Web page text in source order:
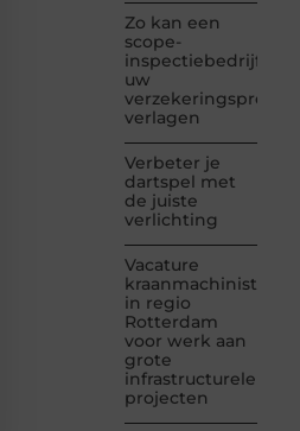
Zo kan een
scope-
inspectiebedrijf
uw
verzekeringspremie
verlagen
Verbeter je
dartspel met
de juiste
verlichting
Vacature
kraanmachinist
in regio
Rotterdam
voor werk aan
grote
infrastructurele
projecten